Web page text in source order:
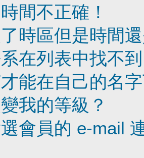
間不正確！
時區但是時間
在列表中找不
能在自己的名
我的等級？
會員的 e-mail